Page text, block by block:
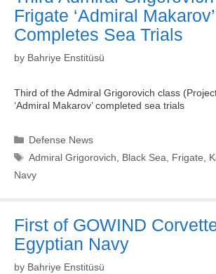
Frigate ‘Admiral Makarov’
Completes Sea Trials
by Bahriye Enstitüsü
Third of the Admiral Grigorovich class
‘Admiral Makarov’ completed sea trials
Categories
Defense News
Tags
Admiral Grigorovich Black Sea Frigate
Navy
First of GOWIND
Egyptian Navy
by Bahriye Enstitüsü